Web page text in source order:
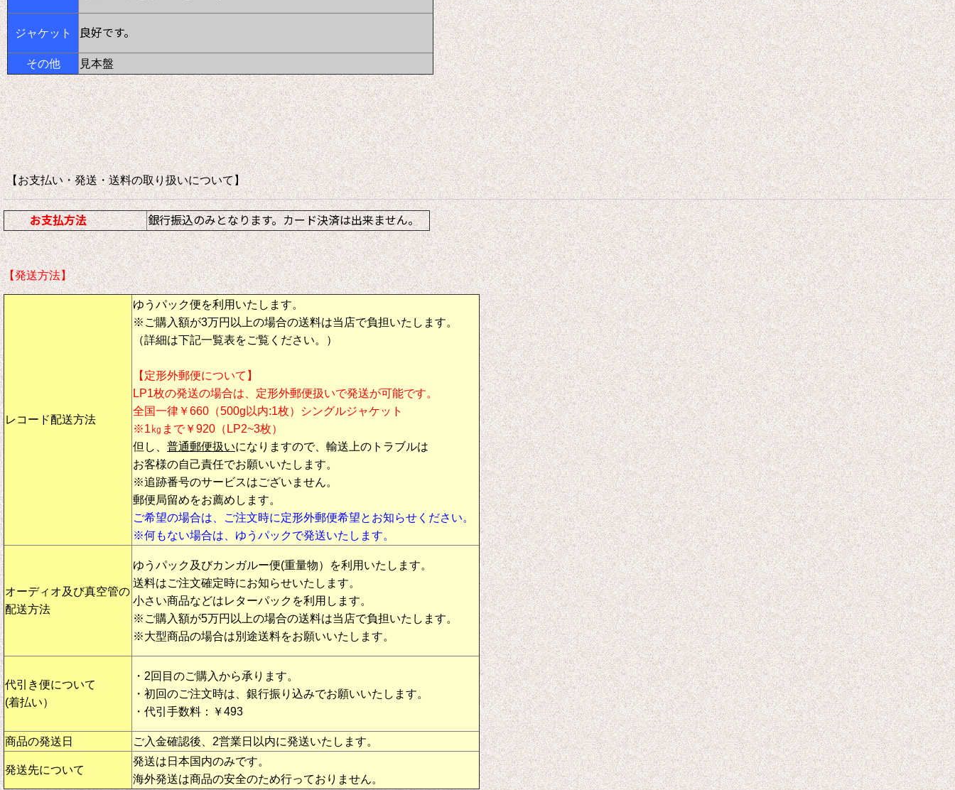
ジャケット 良好です。
その他 見本盤
【お支払い・発送・送料の取り扱いについて】
お支払方法 銀行振込のみとなります。カード決済は出来ません。
【発送方法】
レコード配送方法
ゆうパック便を利用いたします。
※ご購入額が3万円以上の場合の送料は当店で負担いたします。
（詳細は下記一覧表をご覧ください。）
【定形外郵便について】
LP1枚の発送の場合は、定形外郵便扱いで発送が可能です。
全国一律￥660（500g以内:1枚）シングルジャケット
※1㎏まで￥920（LP2~3枚）
但し、 普通郵便扱いになりますので、輸送上のトラブルは
お客様の自己責任でお願いいたします。
※追跡番号のサービスはございません。
郵便局留めをお薦めします。
ご希望の場合は、ご注文時に定形外郵便希望とお知らせください。
※何もない場合は、ゆうパックで発送いたします。
オーディオ及び真空管の
配送方法
ゆうパック及びカンガルー便(重量物）を利用いたします。
送料はご注文確定時にお知らせいたします。
小さい商品などはレターパックを利用します。
※ご購入額が5万円以上の場合の送料は当店で負担いたします。
※大型商品の場合は別途送料をお願いいたします。
代引き便について
(着払い）
・2回目のご購入から承ります。
・初回のご注文時は、銀行振り込みでお願いいたします。
・代引手数料：￥493
商品の発送日 ご入金確認後、2営業日以内に発送いたします。
発送先について
発送は日本国内のみです。
海外発送は商品の安全のため行っておりません。